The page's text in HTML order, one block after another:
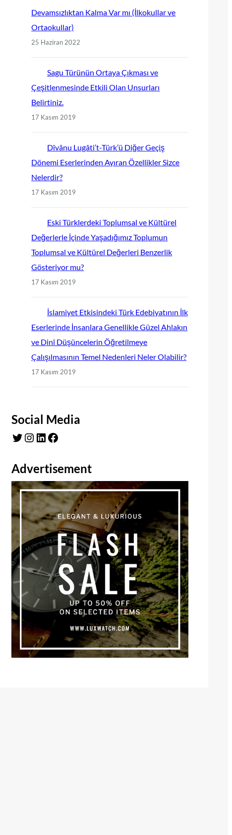
Devamsızlıktan Kalma Var mı (İlkokullar ve
Ortaokullar)
25 Haziran 2022
Sagu Türünün Ortaya Çıkması ve
Çeşitlenmesinde Etkili Olan Unsurları
Belirtiniz.
17 Kasım 2019
Dîvânu Lugâti’t-Türk’ü Diğer Geçiş
Dönemi Eserlerinden Ayıran Özellikler Sizce
Nelerdir?
17 Kasım 2019
Eski Türklerdeki Toplumsal ve Kültürel
Değerlerle İçinde Yaşadığımız Toplumun
Toplumsal ve Kültürel Değerleri Benzerlik
Gösteriyor mu?
17 Kasım 2019
İslamiyet Etkisindeki Türk Edebiyatının İlk
Eserlerinde İnsanlara Genellikle Güzel Ahlakın
ve Dinî Düşüncelerin Öğretilmeye
Çalışılmasının Temel Nedenleri Neler Olabilir?
17 Kasım 2019
Social Media
Twitter
Instagram LinkedIn Facebook
Advertisement